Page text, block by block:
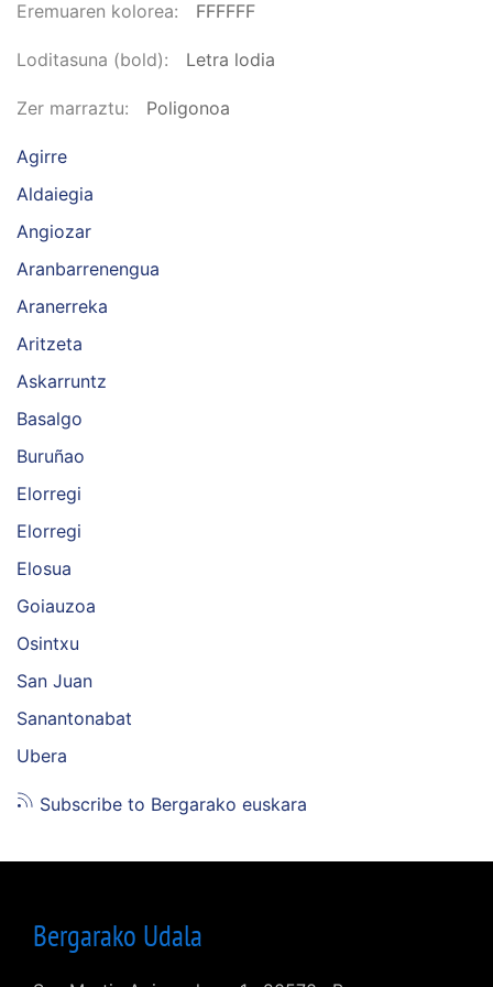
Eremuaren kolorea FFFFFF
Loditasuna (bold) Letra lodia
Zer marraztu Poligonoa
Agirre
Aldaiegia
Angiozar
Aranbarrenengua
Aranerreka
Aritzeta
Askarruntz
Basalgo
Buruñao
Elorregi
Elorregi
Elosua
Goiauzoa
Osintxu
San Juan
Sanantonabat
Ubera
Subscribe to Bergarako euskara
Bergarako Udala